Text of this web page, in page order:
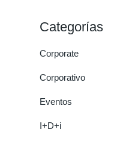
Categorías
Corporate
Corporativo
Eventos
I+D+i